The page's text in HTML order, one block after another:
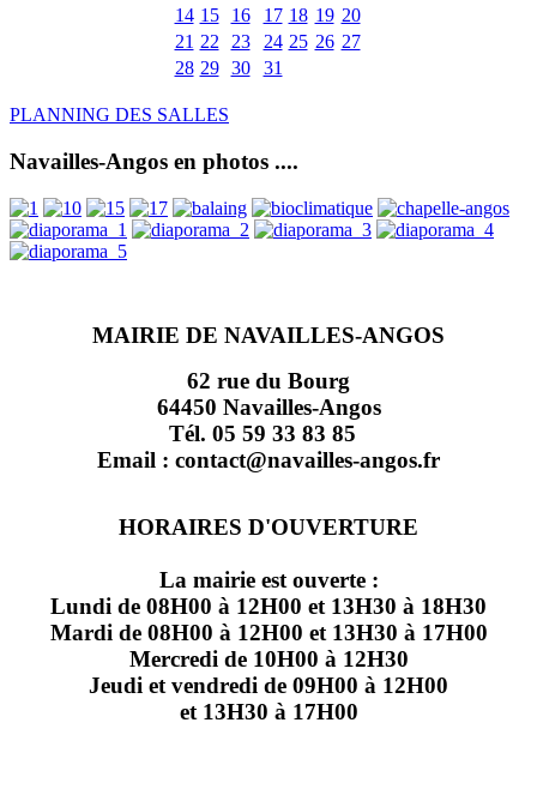
14 15 16 17 18 19 20
21 22 23 24 25 26 27
28 29 30 31
PLANNING DES SALLES
Navailles-Angos en photos ....
MAIRIE DE NAVAILLES-ANGOS
62 rue du Bourg
64450 Navailles-Angos
Tél. 05 59 33 83 85
Email : contact@navailles-angos.fr
HORAIRES D'OUVERTURE
La mairie est ouverte :
Lundi de 08H00 à 12H00 et 13H30 à 18H30
Mardi de 08H00 à 12H00 et 13H30 à 17H00
Mercredi de 10H00 à 12H30
Jeudi et vendredi de 09H00 à 12H00
et 13H30 à 17H00